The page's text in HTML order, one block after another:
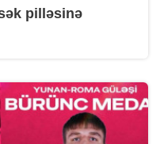
pilləsinə